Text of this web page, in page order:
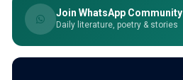
Join WhatsApp Community
Daily literature, poetry & stories